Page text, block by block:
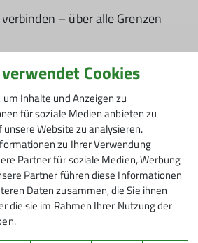
– über alle Grenzen
melde dich bei uns:
wuppertal.de
275 8633
Gesichter und darauf,
Cookies
Inhalte und Anzeigen zu
für soziale Medien anbieten zu
Website zu analysieren.
zu Ihrer Verwendung
Partner für soziale Medien, Werbung
Partner führen diese Informationen
Daten zusammen, die Sie ihnen
die sie im Rahmen Ihrer Nutzung der